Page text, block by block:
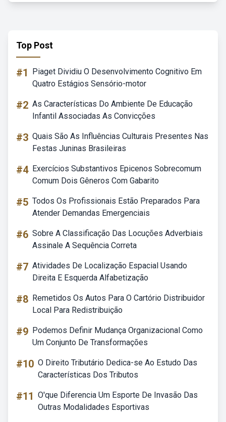
Top Post
#1
Piaget Dividiu O Desenvolvimento Cognitivo Em
Quatro Estágios Sensório-motor
#2 As Características Do Ambiente De Educação
Infantil Associadas As Convicções
#3 Quais São As Influências Culturais Presentes Nas
Festas Juninas Brasileiras
#4 Exercícios Substantivos Epicenos Sobrecomum
Comum Dois Gêneros Com Gabarito
#5 Todos Os Profissionais Estão Preparados Para
Atender Demandas Emergenciais
#6 Sobre A Classificação Das Locuções Adverbiais
Assinale A Sequência Correta
#7 Atividades De Localização Espacial Usando
Direita E Esquerda Alfabetização
#8 Remetidos Os Autos Para O Cartório Distribuidor
Local Para Redistribuição
#9 Podemos Definir Mudança Organizacional Como
Um Conjunto De Transformações
#10 O Direito Tributário Dedica-se Ao Estudo Das
Características Dos Tributos
#11 O'que Diferencia Um Esporte De Invasão Das
Outras Modalidades Esportivas